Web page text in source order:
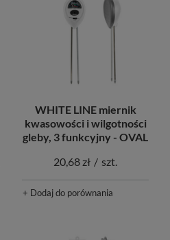
WHITE LINE miernik
kwasowości i wilgotności
gleby, 3 funkcyjny - OVAL
20,68 zł / szt.
+ Dodaj do porównania